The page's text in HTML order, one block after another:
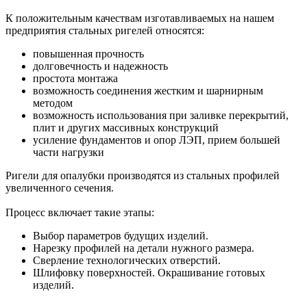
К положительным качествам изготавливаемых на нашем
предприятия стальных ригелей относятся:
повышенная прочность
долговечность и надежность
простота монтажа
возможность соединения жестким и шарнирным
методом
возможность использования при заливке перекрытий,
плит и других массивных конструкций
усиление фундаментов и опор ЛЭП, прием большей
части нагрузки
Ригели для опалубки производятся из стальных профилей
увеличенного сечения.
Процесс включает такие этапы:
Выбор параметров будущих изделий.
Нарезку профилей на детали нужного размера.
Сверление технологических отверстий.
Шлифовку поверхностей. Окрашивание готовых
изделий.